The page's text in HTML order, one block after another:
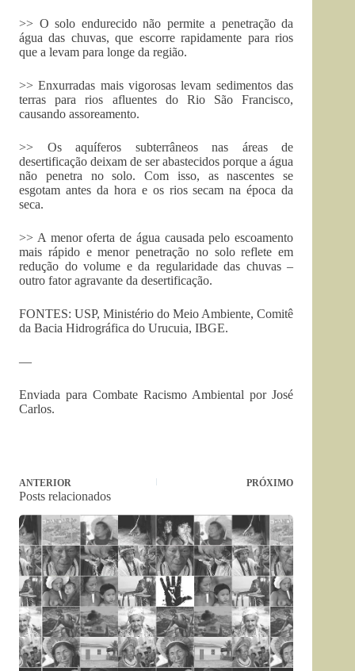
>> O solo endurecido não permite a penetração da
água das chuvas, que escorre rapidamente para rios
que a levam para longe da região.
>> Enxurradas mais vigorosas levam sedimentos das
terras para rios afluentes do Rio São Francisco,
causando assoreamento.
>> Os aquíferos subterrâneos nas áreas de
desertificação deixam de ser abastecidos porque a água
não penetra no solo. Com isso, as nascentes se
esgotam antes da hora e os rios secam na época da
seca.
>> A menor oferta de água causada pelo escoamento
mais rápido e menor penetração no solo reflete em
redução do volume e da regularidade das chuvas –
outro fator agravante da desertificação.
FONTES: USP, Ministério do Meio Ambiente, Comitê
da Bacia Hidrográfica do Urucuia, IBGE.
—
Enviada para Combate Racismo Ambiental por José
Carlos.
ANTERIOR PRÓXIMO
Posts relacionados